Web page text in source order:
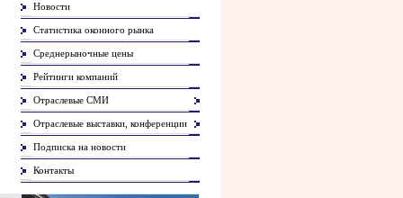
Новости
Статистика оконного рынка
Среднерыночные цены
Рейтинги компаний
Отраслевые СМИ
Отраслевые выставки, конференции
Подписка на новости
Контакты